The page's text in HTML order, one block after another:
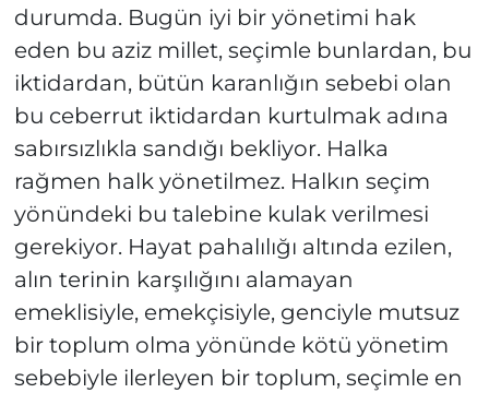
durumda. Bugün iyi bir yönetimi hak
eden bu aziz millet, seçimle bunlardan, bu
iktidardan, bütün karanlığın sebebi olan
bu ceberrut iktidardan kurtulmak adına
sabırsızlıkla sandığı bekliyor. Halka
rağmen halk yönetilmez. Halkın seçim
yönündeki bu talebine kulak verilmesi
gerekiyor. Hayat pahalılığı altında ezilen,
alın terinin karşılığını alamayan
emeklisiyle, emekçisiyle, genciyle mutsuz
bir toplum olma yönünde kötü yönetim
sebebiyle ilerleyen bir toplum, seçimle en